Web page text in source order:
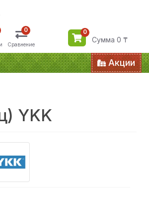
Сравнение
0 0
Сумма 0 ₸
Акции
YKK